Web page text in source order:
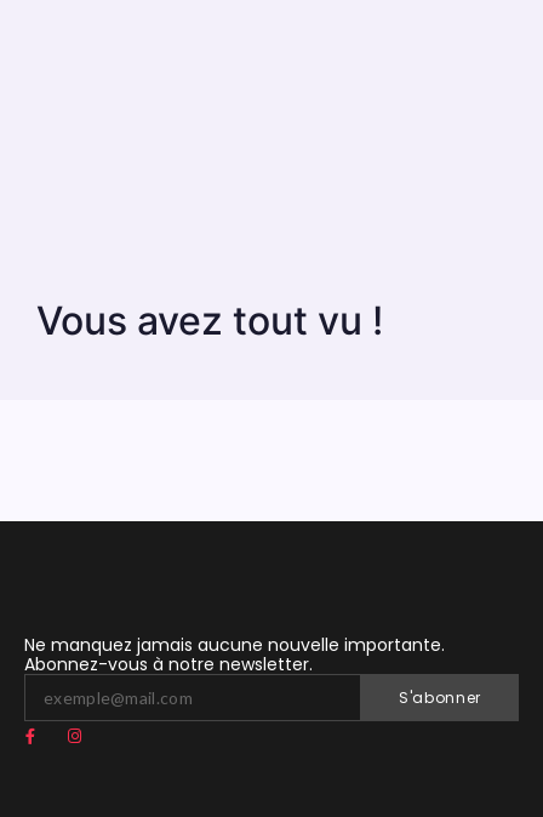
Vous avez tout vu !
Ne manquez jamais aucune nouvelle importante.
Abonnez-vous à notre newsletter.
S'abonner